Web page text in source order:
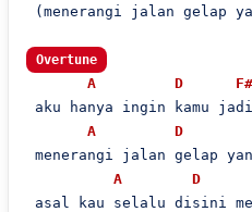
(menerangi jalan gelap
Overtune
A D
aku hanya ingin kamu
A
D
menerangi jalan gelap
A
D
asal kau selalu disini